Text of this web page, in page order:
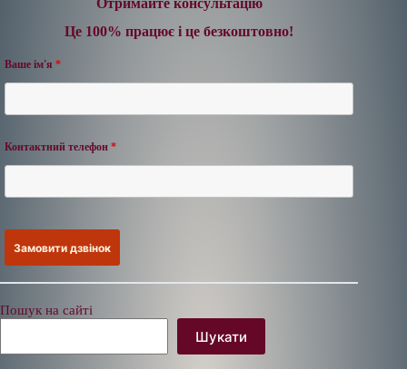
Це 100% працює і це безкоштовно!
Ваше ім'я *
Контактний телефон *
Пошук на сайті
Шукати